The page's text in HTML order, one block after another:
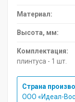
Материал:
Высота, мм:
Комплектация:
плинтуса - 1 шт.
Страна
ООО «Идеал-